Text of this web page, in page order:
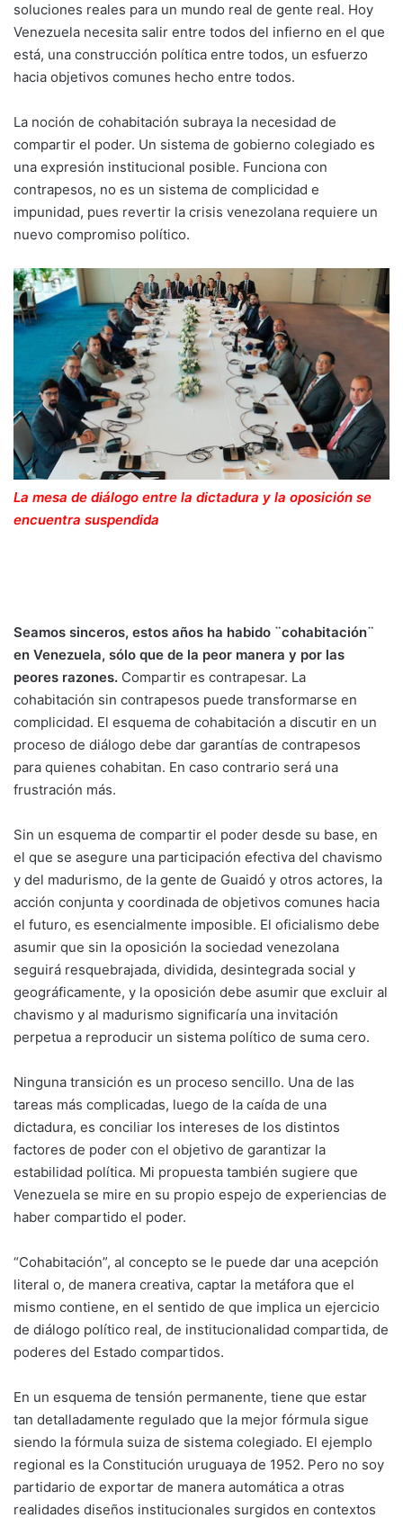
soluciones reales para un mundo real de gente real. Hoy
Venezuela necesita salir entre todos del infierno en el que
está, una construcción política entre todos, un esfuerzo
hacia objetivos comunes hecho entre todos.
La noción de cohabitación subraya la necesidad de
compartir el poder. Un sistema de gobierno colegiado es
una expresión institucional posible. Funciona con
contrapesos, no es un sistema de complicidad e
impunidad, pues revertir la crisis venezolana requiere un
nuevo compromiso político.
La mesa de diálogo entre la dictadura y la oposición se
encuentra suspendida
Seamos sinceros, estos años ha habido ¨cohabitación¨
en Venezuela, sólo que de la peor manera y por las
peores razones. Compartir es contrapesar. La
cohabitación sin contrapesos puede transformarse en
complicidad. El esquema de cohabitación a discutir en un
proceso de diálogo debe dar garantías de contrapesos
para quienes cohabitan. En caso contrario será una
frustración más.
Sin un esquema de compartir el poder desde su base, en
el que se asegure una participación efectiva del chavismo
y del madurismo, de la gente de Guaidó y otros actores, la
acción conjunta y coordinada de objetivos comunes hacia
el futuro, es esencialmente imposible. El oficialismo debe
asumir que sin la oposición la sociedad venezolana
seguirá resquebrajada, dividida, desintegrada social y
geográficamente, y la oposición debe asumir que excluir al
chavismo y al madurismo significaría una invitación
perpetua a reproducir un sistema político de suma cero.
Ninguna transición es un proceso sencillo. Una de las
tareas más complicadas, luego de la caída de una
dictadura, es conciliar los intereses de los distintos
factores de poder con el objetivo de garantizar la
estabilidad política. Mi propuesta también sugiere que
Venezuela se mire en su propio espejo de experiencias de
haber compartido el poder.
“Cohabitación”, al concepto se le puede dar una acepción
literal o, de manera creativa, captar la metáfora que el
mismo contiene, en el sentido de que implica un ejercicio
de diálogo político real, de institucionalidad compartida, de
poderes del Estado compartidos.
En un esquema de tensión permanente, tiene que estar
tan detalladamente regulado que la mejor fórmula sigue
siendo la fórmula suiza de sistema colegiado. El ejemplo
regional es la Constitución uruguaya de 1952. Pero no soy
partidario de exportar de manera automática a otras
realidades diseños institucionales surgidos en contextos